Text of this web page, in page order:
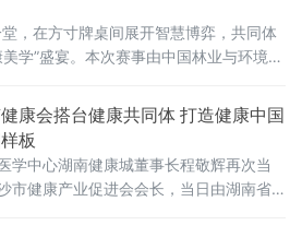
，在方寸牌桌间展开智慧博弈，共同体
学”盛宴。本次赛事由中国林业与环境促
健康管理（体检）中心承办。中国掼牌
康会搭台健康共同体 打造健康中国
板
学中心湖南健康城董事长程敬辉再次当
市健康产业促进会会长，当日由湖南省